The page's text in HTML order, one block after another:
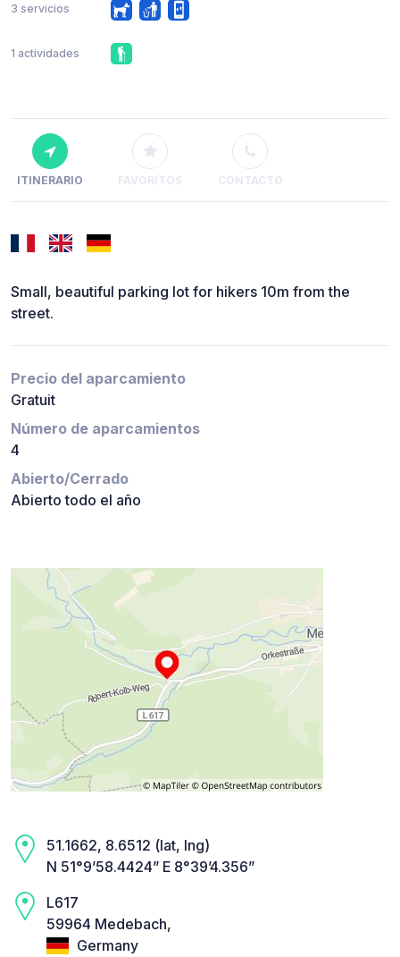
3 servicios
1 actividades
ITINERARIO FAVORITOS CONTACTO
Small, beautiful parking lot for hikers 10m from the
street.
Precio del aparcamiento
Gratuit
Número de aparcamientos
4
Abierto/Cerrado
Abierto todo el año
51.1662, 8.6512 (lat, lng)
N 51°9’58.4424” E 8°39’4.356”
L617
59964 Medebach,
Germany